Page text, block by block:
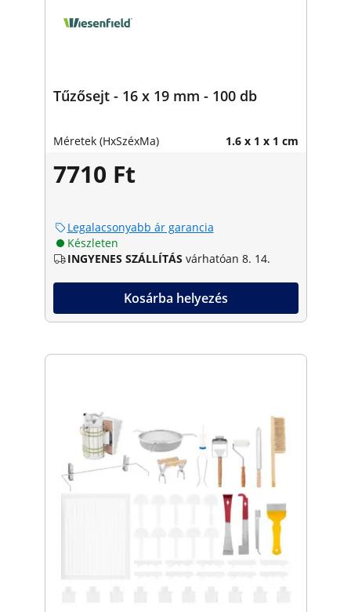
Tűzősejt - 16 x 19 mm - 100 db
Méretek (HxSzéxMa) 1.6 x 1 x 1 cm
7710 Ft
Legalacsonyabb ár garancia
Készleten
INGYENES SZÁLLÍTÁS várhatóan 8. 14.
Kosárba helyezés